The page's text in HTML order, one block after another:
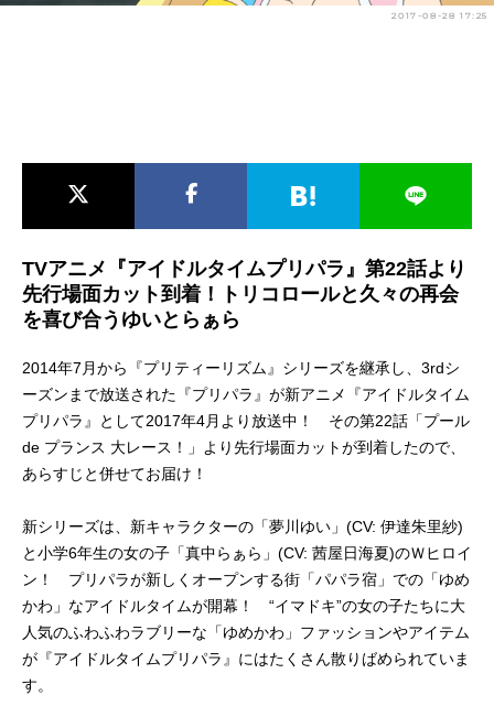
2017-08-28 17:25
TVアニメ『アイドルタイムプリパラ』第22話より
先行場面カット到着！トリコロールと久々の再会
を喜び合うゆいとらぁら
2014年7月から『プリティーリズム』シリーズを継承し、3rdシ
ーズンまで放送された『プリパラ』が新アニメ『アイドルタイム
プリパラ』として2017年4月より放送中！ その第22話「プール
de プランス 大レース！」より先行場面カットが到着したので、
あらすじと併せてお届け！
新シリーズは、新キャラクターの「夢川ゆい」(CV: 伊達朱里紗)
と小学6年生の女の子「真中らぁら」(CV: 茜屋日海夏)のＷヒロイ
ン！ プリパラが新しくオープンする街「パパラ宿」での「ゆめ
かわ」なアイドルタイムが開幕！ “イマドキ”の女の子たちに大
人気のふわふわラブリーな「ゆめかわ」ファッションやアイテム
が『アイドルタイムプリパラ』にはたくさん散りばめられていま
す。